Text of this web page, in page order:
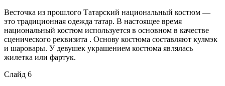
Весточка из прошлого Татарский национальный костюм —
это традиционная одежда татар. В настоящее время
национальный костюм используется в основном в качестве
сценического реквизита . Основу костюма составляют кулмэк
и шаровары. У девушек украшением костюма являлась
жилетка или фартук.
Слайд 6